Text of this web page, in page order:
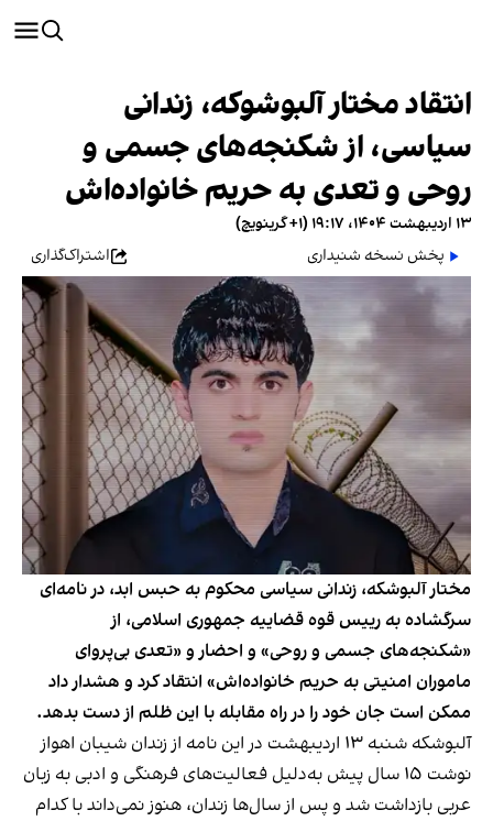
انتقاد مختار آلبوشوکه، زندانی
سیاسی، از شکنجه‌های جسمی و
روحی و تعدی به حریم خانواده‌اش
۱۳ اردیبهشت ۱۴۰۴، ۱۹:۱۷ (‎+۱ گرینویچ)
پخش نسخه شنیداری
اشتراک‌گذاری
مختار آلبوشکه، زندانی سیاسی محکوم به حبس ابد، در نامه‌ای
سرگشاده به رییس قوه قضاییه جمهوری اسلامی، از
«شکنجه‌های جسمی و روحی» و احضار و «تعدی بی‌پروای
ماموران امنیتی به حریم خانواده‌اش» انتقاد کرد و هشدار داد
ممکن است جان خود را در راه مقابله با این ظلم از دست بدهد.
آلبوشکه شنبه ۱۳ اردیبهشت در این نامه از زندان شیبان اهواز
نوشت ۱۵ سال پیش به‌دلیل فعالیت‌های فرهنگی و ادبی به زبان
عربی بازداشت شد و پس از سال‌ها زندان، هنوز نمی‌داند با کدام